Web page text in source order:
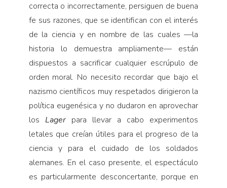
correcta o incorrectamente, persiguen de buena
fe sus razones, que se identifican con el interés
de la ciencia y en nombre de las cuales —la
historia lo demuestra ampliamente— están
dispuestos a sacrificar cualquier escrúpulo de
orden moral. No necesito recordar que bajo el
nazismo científicos muy respetados dirigieron la
política eugenésica y no dudaron en aprovechar
los Lagerpara llevar a cabo experimentos
letales que creían útiles para el progreso de la
ciencia y para el cuidado de los soldados
alemanes. En el caso presente, el espectáculo
es particularmente desconcertante, porque en